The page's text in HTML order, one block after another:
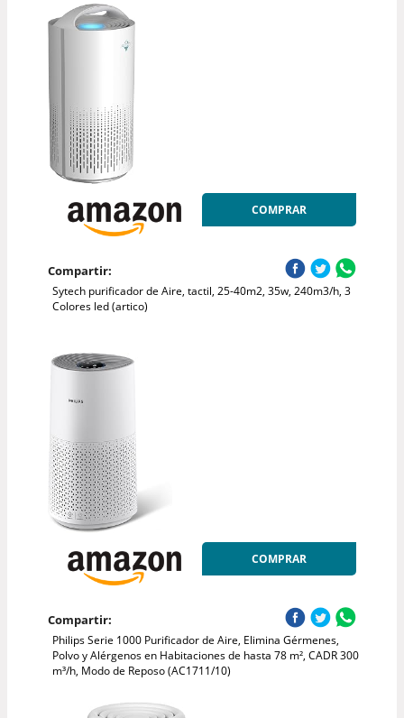
COMPRAR
Compartir:
Sytech purificador de Aire, tactil, 25-40m2, 35w, 240m3/h, 3
Colores led (artico)
COMPRAR
Compartir:
Philips Serie 1000 Purificador de Aire, Elimina Gérmenes,
Polvo y Alérgenos en Habitaciones de hasta 78 m², CADR 300
m³/h, Modo de Reposo (AC1711/10)